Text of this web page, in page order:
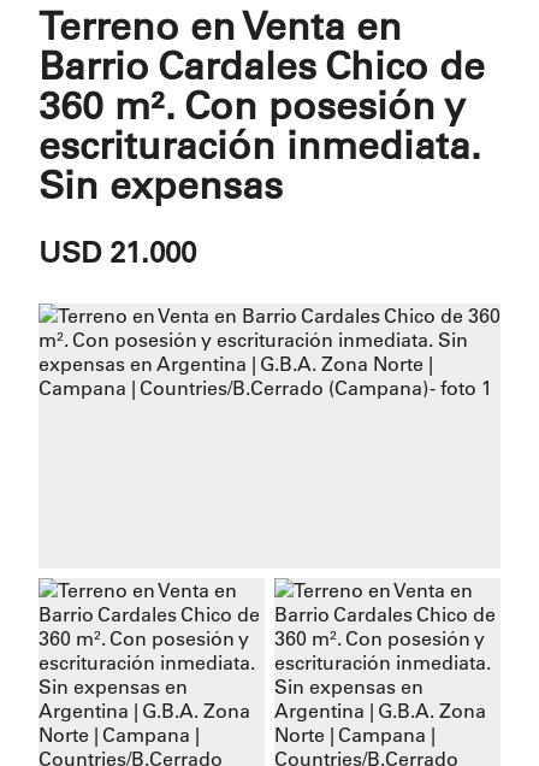
Terreno en Venta en
Barrio Cardales Chico de
360 m². Con posesión y
escrituración inmediata.
Sin expensas
USD 21.000